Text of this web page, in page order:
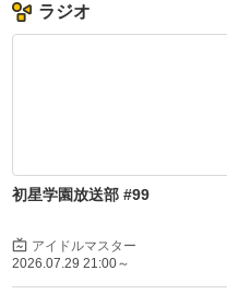
ラジオ
初星学園放送部 #99
アイドルマスター
2026.07.29 21:00～